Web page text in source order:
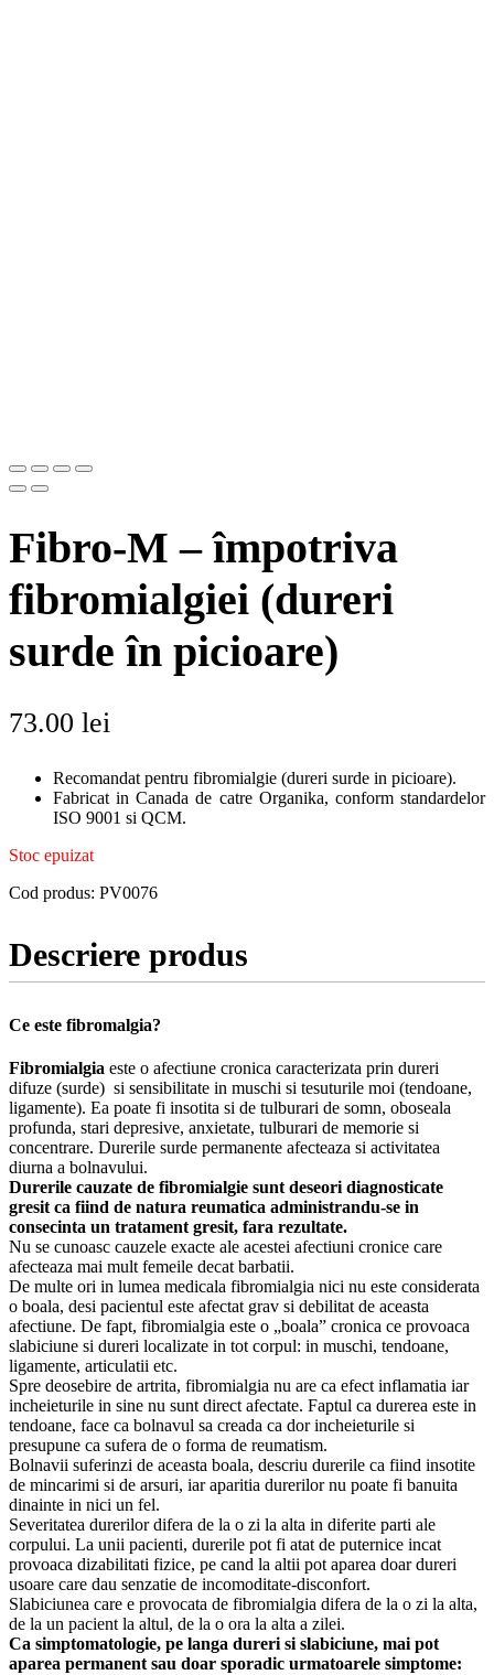
Fibro-M – împotriva
fibromialgiei (dureri
surde în picioare)
73.00 lei
Recomandat pentru fibromialgie (dureri surde in picioare).
Fabricat in Canada de catre Organika, conform standardelor
ISO 9001 si QCM.
Stoc epuizat
Cod produs: PV0076
Descriere produs
Ce este fibromalgia?
Fibromialgia este o afectiune cronica caracterizata prin dureri
difuze (surde) si sensibilitate in muschi si tesuturile moi (tendoane,
ligamente). Ea poate fi insotita si de tulburari de somn, oboseala
profunda, stari depresive, anxietate, tulburari de memorie si
concentrare. Durerile surde permanente afecteaza si activitatea
diurna a bolnavului.
Durerile cauzate de fibromialgie sunt deseori diagnosticate
gresit ca fiind de natura reumatica administrandu-se in
consecinta un tratament gresit, fara rezultate.
Nu se cunoasc cauzele exacte ale acestei afectiuni cronice care
afecteaza mai mult femeile decat barbatii.
De multe ori in lumea medicala fibromialgia nici nu este considerata
o boala, desi pacientul este afectat grav si debilitat de aceasta
afectiune. De fapt, fibromialgia este o „boala” cronica ce provoaca
slabiciune si dureri localizate in tot corpul: in muschi, tendoane,
ligamente, articulatii etc.
Spre deosebire de artrita, fibromialgia nu are ca efect inflamatia iar
incheieturile in sine nu sunt direct afectate. Faptul ca durerea este in
tendoane, face ca bolnavul sa creada ca dor incheieturile si
presupune ca sufera de o forma de reumatism.
Bolnavii suferinzi de aceasta boala, descriu durerile ca fiind insotite
de mincarimi si de arsuri, iar aparitia durerilor nu poate fi banuita
dinainte in nici un fel.
Severitatea durerilor difera de la o zi la alta in diferite parti ale
corpului. La unii pacienti, durerile pot fi atat de puternice incat
provoaca dizabilitati fizice, pe cand la altii pot aparea doar dureri
usoare care dau senzatie de incomoditate-disconfort.
Slabiciunea care e provocata de fibromialgia difera de la o zi la alta,
de la un pacient la altul, de la o ora la alta a zilei.
Ca simptomatologie, pe langa dureri si slabiciune, mai pot
aparea permanent sau doar sporadic urmatoarele simptome: